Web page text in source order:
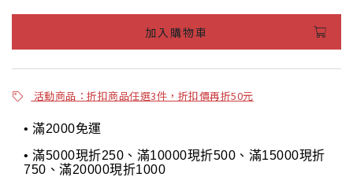
加入購物車
活動商品：折扣商品任選3件，折扣價再折50元
• 滿2000免運
• 滿5000現折250、滿10000現折500、滿15000現折
750、滿20000現折1000